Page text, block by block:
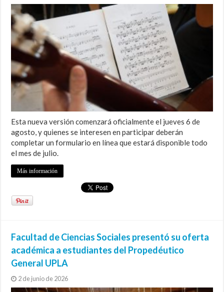
Esta nueva versión comenzará oficialmente el jueves 6 de
agosto, y quienes se interesen en participar deberán
completar un formulario en línea que estará disponible todo
el mes de julio.
Más información
Facultad de Ciencias Sociales presentó su oferta
académica a estudiantes del Propedéutico
General UPLA
2 de junio de 2026